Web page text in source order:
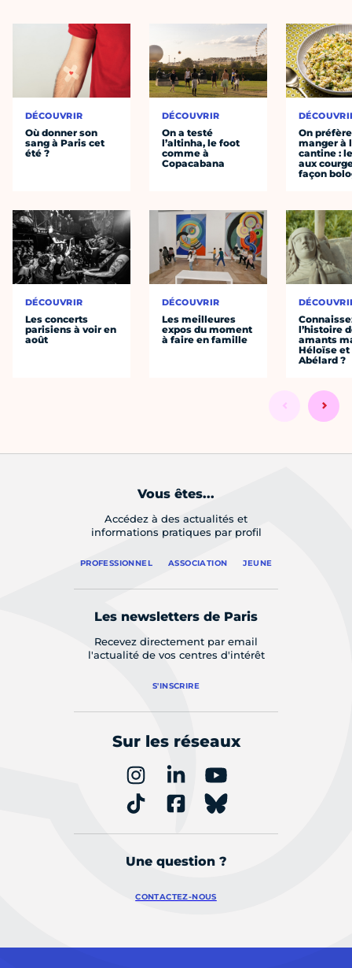
DÉCOUVRIR
Où donner son
sang à Paris cet
été ?
DÉCOUVRIR
Les concerts
parisiens à voir en
août
DÉCOUVRIR
On a testé
l’altinha, le foot
comme à
Copacabana
DÉCOUVRIR
Les meilleures
expos du moment
à faire en famille
On préfère
manger à
cantine :
aux
façon
l’histoire
amants
Héloïse et
Abélard ?
Vous êtes...
Accédez à des actualités et
informations pratiques par profil
PROFESSIONNEL ASSOCIATION JEUNE
Les newsletters de Paris
Recevez directement par email
l'actualité de vos centres d'intérêt
S'INSCRIRE
Sur les réseaux
Une question ?
CONTACTEZ-NOUS